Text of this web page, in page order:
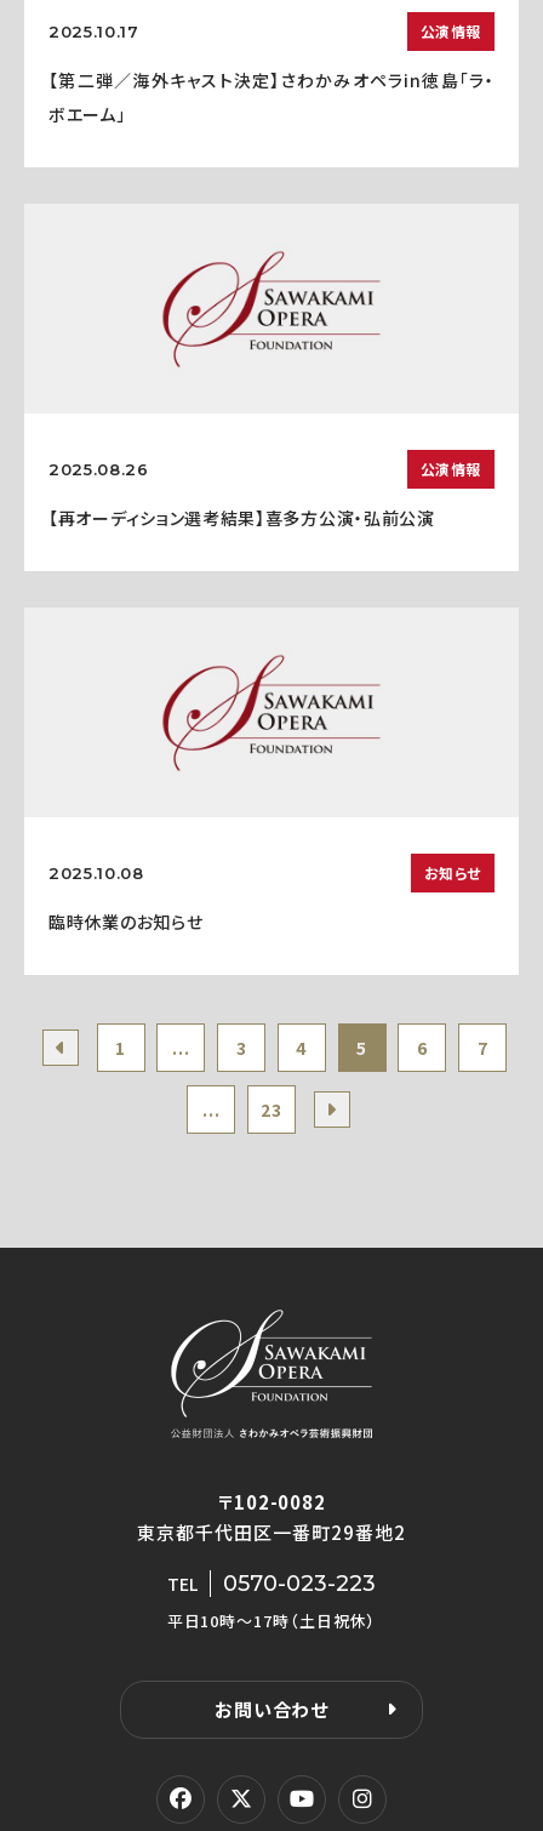
2025.10.17 公演情報
【第二弾／海外キャスト決定】さわかみオペラin徳島「ラ・
ボエーム」
2025.08.26 公演情報
【再オーディション選考結果】喜多方公演・弘前公演
2025.10.08 お知らせ
臨時休業のお知らせ
1 ... 3 4 5 6 7
... 23
〒102-0082
東京都千代田区一番町29番地2
TEL 0570-023-223
平日10時〜17時（土日祝休）
お問い合わせ